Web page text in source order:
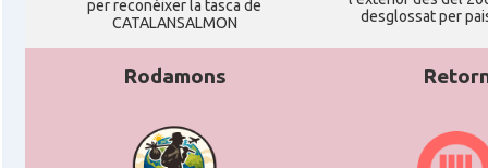
per reconéixer la tasca de
CATALANSALMON
desglossat per
Rodamons